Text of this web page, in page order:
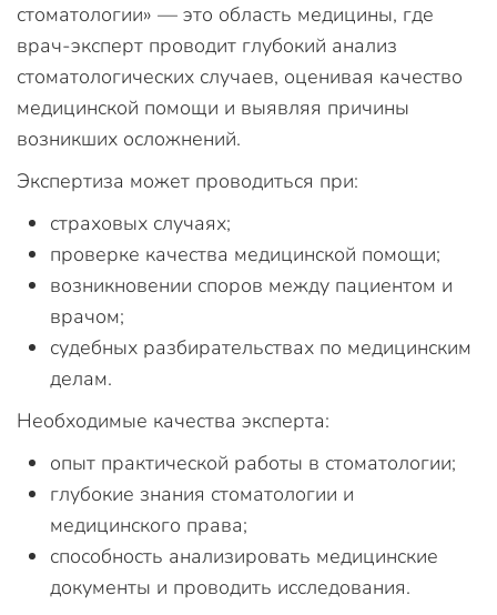
стоматологии» — это область медицины, где
врач-эксперт проводит глубокий анализ
стоматологических случаев, оценивая качество
медицинской помощи и выявляя причины
возникших осложнений.
Экспертиза может проводиться при:
страховых случаях;
проверке качества медицинской помощи;
возникновении споров между пациентом и
врачом;
судебных разбирательствах по медицинским
делам.
Необходимые качества эксперта:
опыт практической работы в стоматологии;
глубокие знания стоматологии и
медицинского права;
способность анализировать медицинские
документы и проводить исследования.